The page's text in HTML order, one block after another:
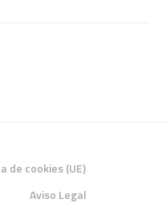
de cookies (UE)
Aviso Legal